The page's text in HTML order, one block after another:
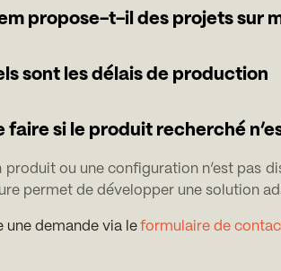
propose-t-il des projets sur
sont les délais de production
faire si le produit recherché
produit ou une configuration n’est pas
permet de développer une solution
une demande via le formulaire de